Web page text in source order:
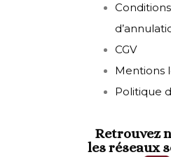
Conditions
CGV
Mentions
Politique
Retrouvez
les réseaux